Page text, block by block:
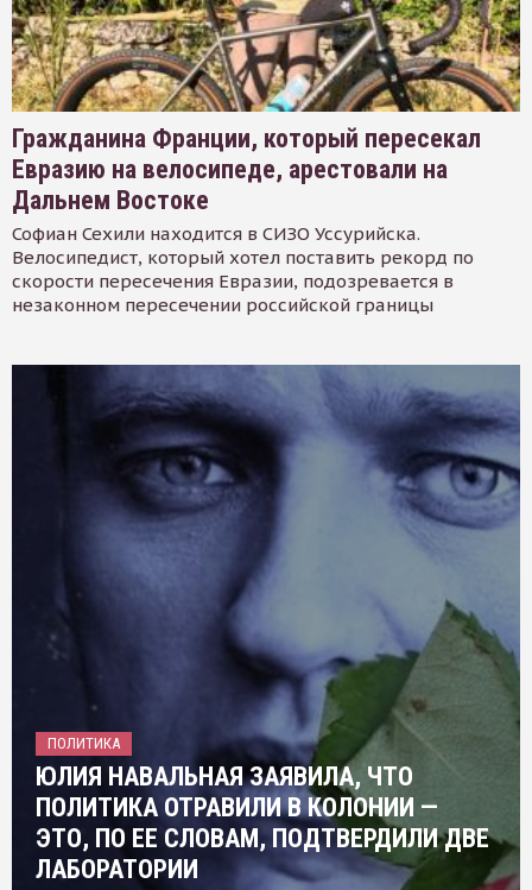
Гражданина Франции, который пересекал
Евразию на велосипеде, арестовали на
Дальнем Востоке
Софиан Сехили находится в СИЗО Уссурийска.
Велосипедист, который хотел поставить рекорд по
скорости пересечения Евразии, подозревается в
незаконном пересечении российской границы
ПОЛИТИКА
ЮЛИЯ НАВАЛЬНАЯ ЗАЯВИЛА, ЧТО
ПОЛИТИКА ОТРАВИЛИ В КОЛОНИИ —
ЭТО, ПО ЕЕ СЛОВАМ, ПОДТВЕРДИЛИ ДВЕ
ЛАБОРАТОРИИ